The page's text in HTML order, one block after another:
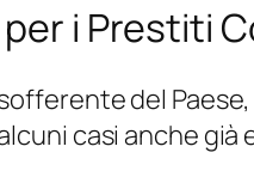
i Prestiti
del
casi anche già